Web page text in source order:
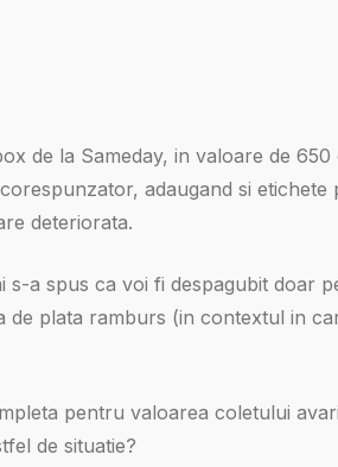
de la Sameday, in valoare de 650
adaugand si etichete
deteriorata.
s-a spus ca voi fi despagubit doar
plata ramburs (in contextul in
pentru valoarea coletului
de situatie?